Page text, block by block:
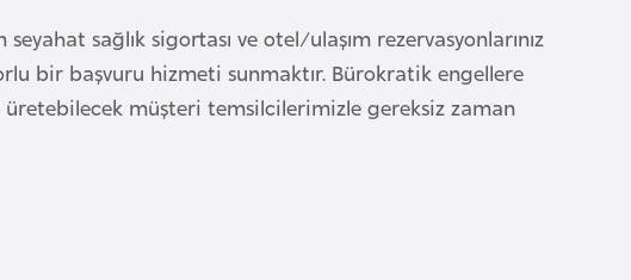
sağlık sigortası ve otel/ulaşım rezervasyonlarınız
bir başvuru hizmeti sunmaktır. Bürokratik engellere
üretebilecek müşteri temsilcilerimizle gereksiz zaman